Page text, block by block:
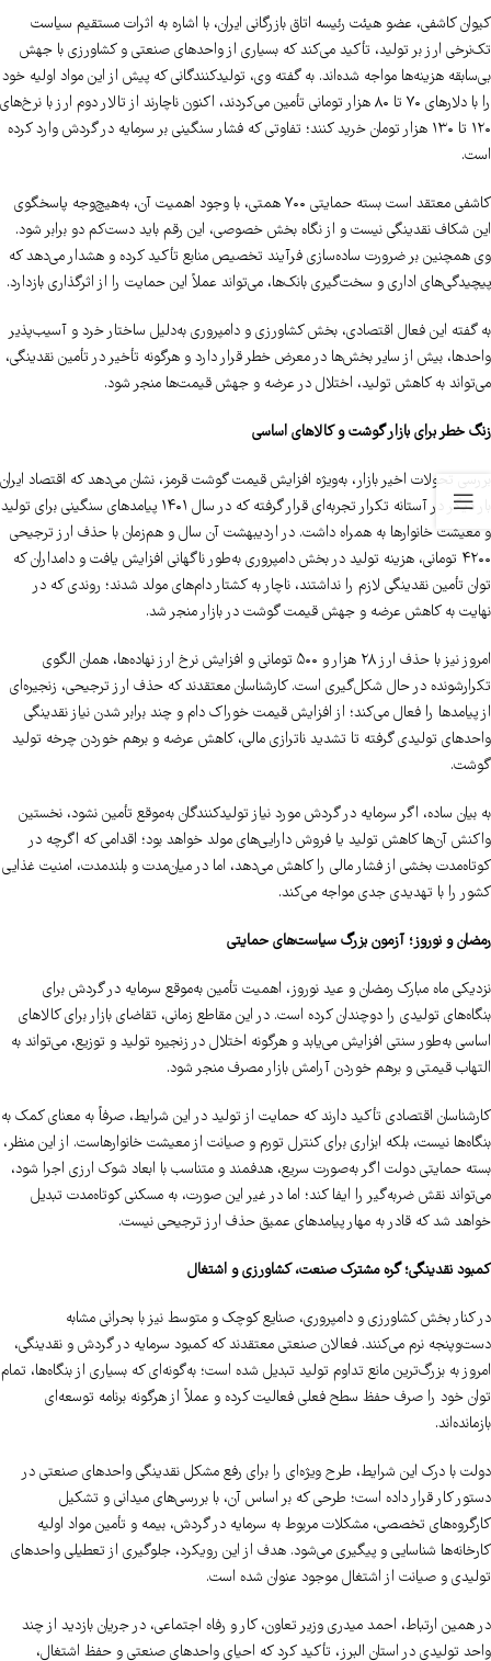
کیوان کاشفی، عضو هیئت رئیسه اتاق بازرگانی ایران، با اشاره به اثرات مستقیم سیاست
تک‌نرخی ارز بر تولید، تأکید می‌کند که بسیاری از واحدهای صنعتی و کشاورزی با جهش
بی‌سابقه هزینه‌ها مواجه شده‌اند. به گفته وی، تولیدکنندگانی که پیش از این مواد اولیه خود
را با دلارهای ۷۰ تا ۸۰ هزار تومانی تأمین می‌کردند، اکنون ناچارند از تالار دوم ارز با نرخ‌های
۱۲۰ تا ۱۳۰ هزار تومان خرید کنند؛ تفاوتی که فشار سنگینی بر سرمایه در گردش وارد کرده
است.
کاشفی معتقد است بسته حمایتی ۷۰۰ همتی، با وجود اهمیت آن، به‌هیچ‌وجه پاسخگوی
این شکاف نقدینگی نیست و از نگاه بخش خصوصی، این رقم باید دست‌کم دو برابر شود.
وی همچنین بر ضرورت ساده‌سازی فرآیند تخصیص منابع تأکید کرده و هشدار می‌دهد که
پیچیدگی‌های اداری و سخت‌گیری بانک‌ها، می‌تواند عملاً این حمایت را از اثرگذاری بازدارد.
به گفته این فعال اقتصادی، بخش کشاورزی و دامپروری به‌دلیل ساختار خرد و آسیب‌پذیر
واحدها، بیش از سایر بخش‌ها در معرض خطر قرار دارد و هرگونه تأخیر در تأمین نقدینگی،
می‌تواند به کاهش تولید، اختلال در عرضه و جهش قیمت‌ها منجر شود.
زنگ خطر برای بازار گوشت و کالاهای اساسی
بررسی تحولات اخیر بازار، به‌ویژه افزایش قیمت گوشت قرمز، نشان می‌دهد که اقتصاد ایران
بار دیگر در آستانه تکرار تجربه‌ای قرار گرفته که در سال ۱۴۰۱ پیامدهای سنگینی برای تولید
و معیشت خانوارها به همراه داشت. در اردیبهشت آن سال و هم‌زمان با حذف ارز ترجیحی
۴۲۰۰ تومانی، هزینه تولید در بخش دامپروری به‌طور ناگهانی افزایش یافت و دامداران که
توان تأمین نقدینگی لازم را نداشتند، ناچار به کشتار دام‌های مولد شدند؛ روندی که در
نهایت به کاهش عرضه و جهش قیمت گوشت در بازار منجر شد.
امروز نیز با حذف ارز ۲۸ هزار و ۵۰۰ تومانی و افزایش نرخ ارز نهاده‌ها، همان الگوی
تکرارشونده در حال شکل‌گیری است. کارشناسان معتقدند که حذف ارز ترجیحی، زنجیره‌ای
از پیامدها را فعال می‌کند؛ از افزایش قیمت خوراک دام و چند برابر شدن نیاز نقدینگی
واحدهای تولیدی گرفته تا تشدید ناترازی مالی، کاهش عرضه و برهم خوردن چرخه تولید
گوشت.
به بیان ساده، اگر سرمایه در گردش مورد نیاز تولیدکنندگان به‌موقع تأمین نشود، نخستین
واکنش آن‌ها کاهش تولید یا فروش دارایی‌های مولد خواهد بود؛ اقدامی که اگرچه در
کوتاه‌مدت بخشی از فشار مالی را کاهش می‌دهد، اما در میان‌مدت و بلندمدت، امنیت غذایی
کشور را با تهدیدی جدی مواجه می‌کند.
رمضان و نوروز؛ آزمون بزرگ سیاست‌های حمایتی
نزدیکی ماه مبارک رمضان و عید نوروز، اهمیت تأمین به‌موقع سرمایه در گردش برای
بنگاه‌های تولیدی را دوچندان کرده است. در این مقاطع زمانی، تقاضای بازار برای کالاهای
اساسی به‌طور سنتی افزایش می‌یابد و هرگونه اختلال در زنجیره تولید و توزیع، می‌تواند به
التهاب قیمتی و برهم خوردن آرامش بازار مصرف منجر شود.
کارشناسان اقتصادی تأکید دارند که حمایت از تولید در این شرایط، صرفاً به معنای کمک به
بنگاه‌ها نیست، بلکه ابزاری برای کنترل تورم و صیانت از معیشت خانوارهاست. از این منظر،
بسته حمایتی دولت اگر به‌صورت سریع، هدفمند و متناسب با ابعاد شوک ارزی اجرا شود،
می‌تواند نقش ضربه‌گیر را ایفا کند؛ اما در غیر این صورت، به مسکنی کوتاه‌مدت تبدیل
خواهد شد که قادر به مهار پیامدهای عمیق حذف ارز ترجیحی نیست.
کمبود نقدینگی؛ گره مشترک صنعت، کشاورزی و اشتغال
در کنار بخش کشاورزی و دامپروری، صنایع کوچک و متوسط نیز با بحرانی مشابه
دست‌وپنجه نرم می‌کنند. فعالان صنعتی معتقدند که کمبود سرمایه در گردش و نقدینگی،
امروز به بزرگ‌ترین مانع تداوم تولید تبدیل شده است؛ به‌گونه‌ای که بسیاری از بنگاه‌ها، تمام
توان خود را صرف حفظ سطح فعلی فعالیت کرده و عملاً از هرگونه برنامه توسعه‌ای
بازمانده‌اند.
دولت با درک این شرایط، طرح ویژه‌ای را برای رفع مشکل نقدینگی واحدهای صنعتی در
دستور کار قرار داده است؛ طرحی که بر اساس آن، با بررسی‌های میدانی و تشکیل
کارگروه‌های تخصصی، مشکلات مربوط به سرمایه در گردش، بیمه و تأمین مواد اولیه
کارخانه‌ها شناسایی و پیگیری می‌شود. هدف از این رویکرد، جلوگیری از تعطیلی واحدهای
تولیدی و صیانت از اشتغال موجود عنوان شده است.
در همین ارتباط، احمد میدری وزیر تعاون، کار و رفاه اجتماعی، در جریان بازدید از چند
واحد تولیدی در استان البرز، تأکید کرد که احیای واحدهای صنعتی و حفظ اشتغال،